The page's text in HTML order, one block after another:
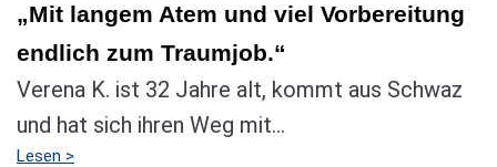
„Mit langem Atem und viel Vorbereitung
endlich zum Traumjob.“
Verena K. ist 32 Jahre alt, kommt aus Schwaz
und hat sich ihren Weg mit...
Lesen >